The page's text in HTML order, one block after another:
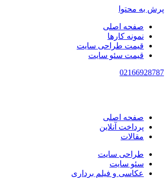
پرش به محتوا
صفحه اصلی
نمونه کارها
قیمت طراحی سایت
قیمت سئو سایت
02166928787
صفحه اصلی
پرداخت آنلاین
مقالات
طراحی سایت
سئو سایت
عکاسی و فیلم برداری